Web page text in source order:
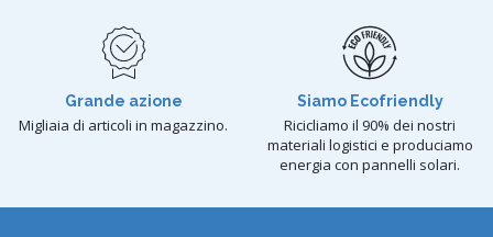
Grande azione
Migliaia di articoli in magazzino.
Siamo Ecofriendly
Ricicliamo il 90% dei nostri
materiali logistici e produciamo
energia con pannelli solari.